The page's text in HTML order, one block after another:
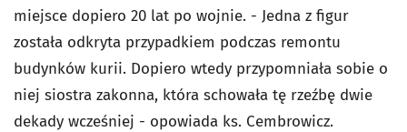
miejsce dopiero 20 lat po wojnie. - Jedna z figur
została odkryta przypadkiem podczas remontu
budynków kurii. Dopiero wtedy przypomniała sobie o
niej siostra zakonna, która schowała tę rzeźbę dwie
dekady wcześniej - opowiada ks. Cembrowicz.